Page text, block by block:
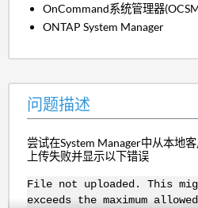
OnCommand系统管理器
ONTAP System Manager
问题描述
尝试在System Manager中从本地
上传失败并显示以下错误
File not uploaded. This
exceeds the maximum